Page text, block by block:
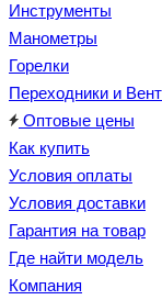
Инструменты
Манометры
Горелки
Переходники и
Оптовые цены
Как купить
Условия оплаты
Условия доставки
Гарантия на товар
Где найти модель
Компания